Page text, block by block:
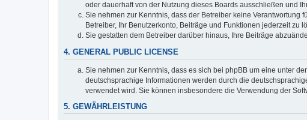
oder dauerhaft von der Nutzung dieses Boards ausschließen und
Sie nehmen zur Kenntnis, dass der Betreiber keine Verantwortung
Betreiber, Ihr Benutzerkonto, Beiträge und Funktionen jederzeit zu
Sie gestatten dem Betreiber darüber hinaus, Ihre Beiträge
4. GENERAL PUBLIC LICENSE
Sie nehmen zur Kenntnis, dass es sich bei phpBB um eine unter der „
deutschsprachige Informationen werden durch die
verwendet wird. Sie können insbesondere die Verwendung der
5. GEWÄHRLEISTUNG